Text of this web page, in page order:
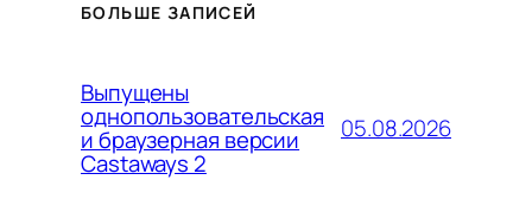
БОЛЬШЕ ЗАПИСЕЙ
Выпущены
однопользовательская
и браузерная версии
Castaways 2
05.08.2026